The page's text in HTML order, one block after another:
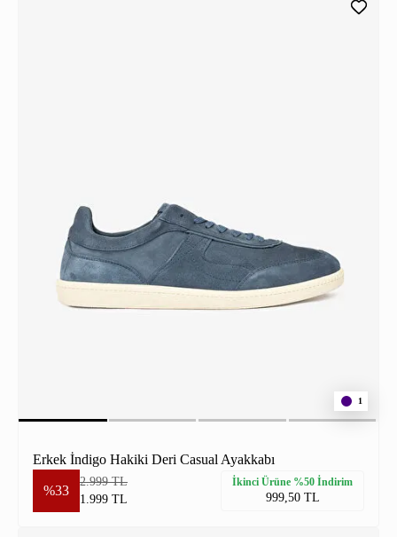
1
Erkek İndigo Hakiki Deri Casual Ayakkabı
%33
2.999 TL
1.999 TL
İkinci Ürüne %50 İndirim
999,50 TL